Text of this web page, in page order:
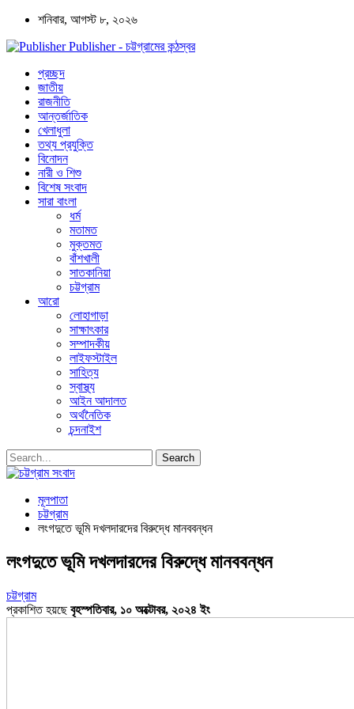
শনিবার, আগস্ট ৮, ২০২৬
Publisher - চট্টগ্রামের কন্ঠস্বর
প্রচ্ছদ
জাতীয়
রাজনীতি
আন্তর্জাতিক
খেলাধুলা
তথ্য প্রযুক্তি
বিনোদন
নারী ও শিশু
বিশেষ সংবাদ
সারা বাংলা
ধর্ম
মতামত
মুক্তমত
বাঁশখালী
সাতকানিয়া
চট্টগ্রাম
আরো
লোহাগাড়া
সাক্ষাৎকার
সম্পাদকীয়
লাইফস্টাইল
সাহিত্য
স্বাস্থ্য
আইন আদালত
অর্থনৈতিক
চন্দনাইশ
মূলপাতা
চট্টগ্রাম
লংগদুতে ভূমি দখলদারদের বিরুদ্ধে মানববন্ধন
লংগদুতে ভূমি দখলদারদের বিরুদ্ধে মানববন্ধন
চট্টগ্রাম
প্রকাশিত হয়ছেবৃহস্পতিবার, ১০ অক্টোবর, ২০২৪ ইং